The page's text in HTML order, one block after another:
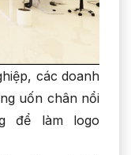
các doanh
uốn chân nổi
để làm logo